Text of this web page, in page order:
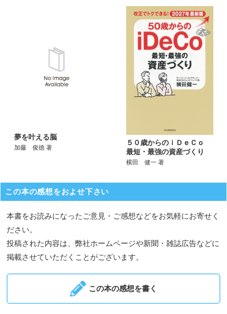
夢を叶える脳
加藤 俊徳 著
５０歳からのｉＤｅＣｏ
最短・最強の資産づくり
横田 健一 著
この本の感想をおよせ下さい
本書をお読みになったご意見・ご感想などをお気軽にお寄せく
ださい。
投稿された内容は、弊社ホームページや新聞・雑誌広告などに
掲載させていただくことがございます。
この本の感想を書く